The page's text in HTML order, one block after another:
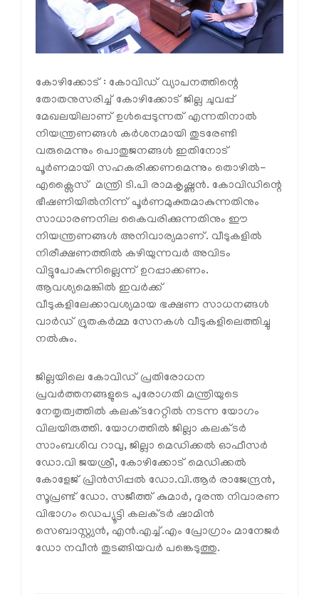
കോഴിക്കോട് : കോവിഡ് വ്യാപനത്തിന്റെ
തോതനുസരിച്ച് കോഴിക്കോട് ജില്ല ചുവപ്പ്
മേഖലയിലാണ് ഉള്‍പ്പെടുന്നത് എന്നതിനാല്‍
നിയന്ത്രണങ്ങള്‍ കര്‍ശനമായി തുടരേണ്ടി
വരുമെന്നും പൊതുജനങ്ങള്‍ ഇതിനോട്
പൂര്‍ണമായി സഹകരിക്കണമെന്നും തൊഴില്‍-
എക്സൈസ് മന്ത്രി ടി.പി രാമകൃഷ്ണന്‍. കോവിഡിന്റെ
ഭീഷണിയില്‍നിന്ന് പൂര്‍ണമുക്തമാകുന്നതിനും
സാധാരണനില കൈവരിക്കുന്നതിനും ഈ
നിയന്ത്രണങ്ങള്‍ അനിവാര്യമാണ്. വീടുകളില്‍
നിരീക്ഷണത്തില്‍ കഴിയുന്നവര്‍ അവിടം
വിട്ടുപോകുന്നില്ലെന്ന് ഉറപ്പാക്കണം.
ആവശ്യമെങ്കില്‍ ഇവര്‍ക്ക്
വീടുകളിലേക്കാവശ്യമായ ഭക്ഷണ സാധനങ്ങള്‍
വാര്‍ഡ് ദ്രുതകര്‍മ്മ സേനകള്‍ വീടുകളിലെത്തിച്ചു
നല്‍കും.
ജില്ലയിലെ കോവിഡ് പ്രതിരോധന
പ്രവര്‍ത്തനങ്ങളുടെ പുരോഗതി മന്ത്രിയുടെ
നേതൃത്വത്തില്‍ കലക്ടറേറ്റില്‍ നടന്ന യോഗം
വിലയിരുത്തി. യോഗത്തില്‍ ജില്ലാ കലക്ടര്‍
സാംബശിവ റാവു, ജില്ലാ മെഡിക്കല്‍ ഓഫീസര്‍
ഡോ.വി ജയശ്രീ, കോഴിക്കോട് മെഡിക്കല്‍
കോളേജ് പ്രിന്‍സിപ്പല്‍ ഡോ.വി.ആര്‍ രാജേന്ദ്രന്‍,
സൂപ്രണ്ട് ഡോ. സജീത്ത് കുമാര്‍, ദുരന്ത നിവാരണ
വിഭാഗം ഡെപ്യൂട്ടി കലക്ടര്‍ ഷാമിന്‍
സെബാസ്റ്റ്യന്‍, എന്‍.എച്ച്.എം പ്രോഗ്രാം മാനേജര്‍
ഡോ നവീന്‍ തുടങ്ങിയവര്‍ പങ്കെടുത്തു.